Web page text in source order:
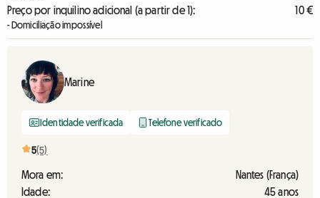
Preço por inquilino adicional (a partir de 1):
10 €
- Domiciliação impossível
Marine
Identidade verificada Telefone verificado
5(5)
Mora em:
Nantes (França)
Idade:
45 anos